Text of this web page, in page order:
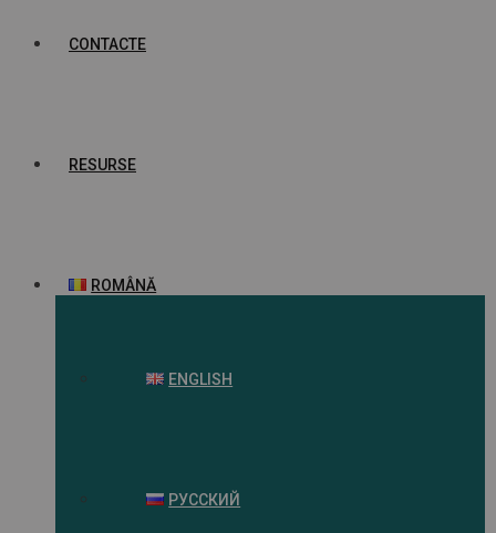
CONTACTE
RESURSE
ROMÂNĂ
ENGLISH
РУССКИЙ